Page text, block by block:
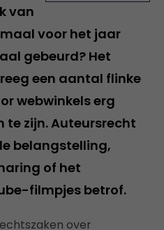
van
voor het jaar
gebeurd? Het
een aantal flinke
webwinkels erg
te zijn. Auteursrecht
belangstelling,
of het
filmpjes betrof.
over